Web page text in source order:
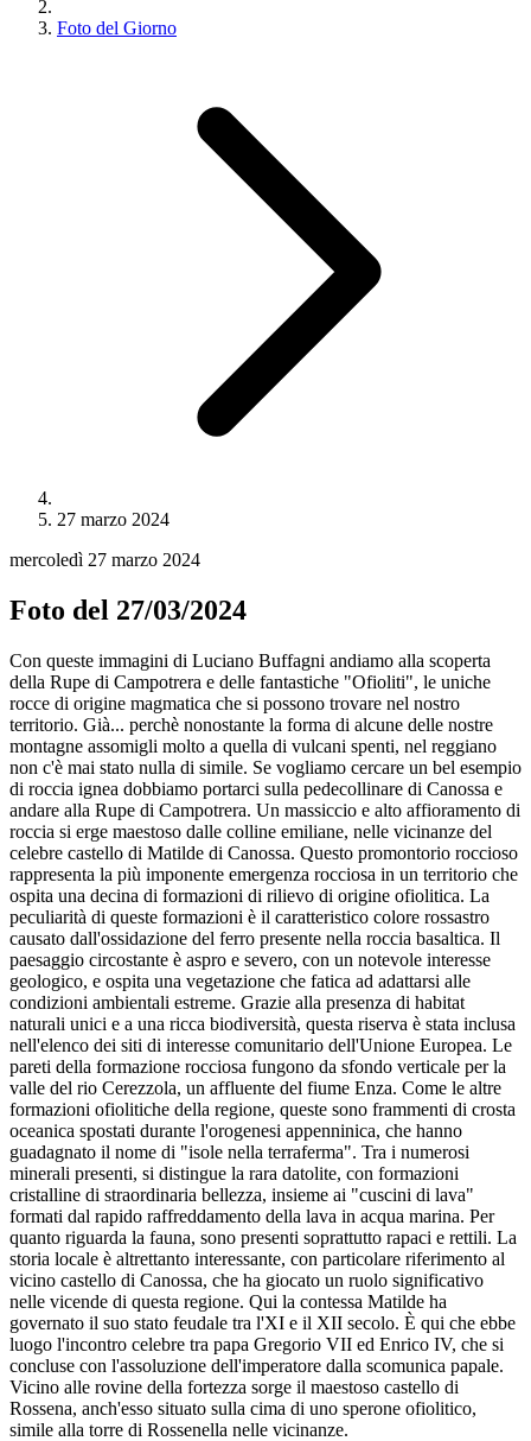
Foto del Giorno
27 marzo 2024
mercoledì 27 marzo 2024
Foto del 27/03/2024
Con queste immagini di Luciano Buffagni andiamo alla scoperta
della Rupe di Campotrera e delle fantastiche "Ofioliti", le uniche
rocce di origine magmatica che si possono trovare nel nostro
territorio. Già... perchè nonostante la forma di alcune delle nostre
montagne assomigli molto a quella di vulcani spenti, nel reggiano
non c'è mai stato nulla di simile. Se vogliamo cercare un bel esempio
di roccia ignea dobbiamo portarci sulla pedecollinare di Canossa e
andare alla Rupe di Campotrera. Un massiccio e alto affioramento di
roccia si erge maestoso dalle colline emiliane, nelle vicinanze del
celebre castello di Matilde di Canossa. Questo promontorio roccioso
rappresenta la più imponente emergenza rocciosa in un territorio che
ospita una decina di formazioni di rilievo di origine ofiolitica. La
peculiarità di queste formazioni è il caratteristico colore rossastro
causato dall'ossidazione del ferro presente nella roccia basaltica. Il
paesaggio circostante è aspro e severo, con un notevole interesse
geologico, e ospita una vegetazione che fatica ad adattarsi alle
condizioni ambientali estreme. Grazie alla presenza di habitat
naturali unici e a una ricca biodiversità, questa riserva è stata inclusa
nell'elenco dei siti di interesse comunitario dell'Unione Europea. Le
pareti della formazione rocciosa fungono da sfondo verticale per la
valle del rio Cerezzola, un affluente del fiume Enza. Come le altre
formazioni ofiolitiche della regione, queste sono frammenti di crosta
oceanica spostati durante l'orogenesi appenninica, che hanno
guadagnato il nome di "isole nella terraferma". Tra i numerosi
minerali presenti, si distingue la rara datolite, con formazioni
cristalline di straordinaria bellezza, insieme ai "cuscini di lava"
formati dal rapido raffreddamento della lava in acqua marina. Per
quanto riguarda la fauna, sono presenti soprattutto rapaci e rettili. La
storia locale è altrettanto interessante, con particolare riferimento al
vicino castello di Canossa, che ha giocato un ruolo significativo
nelle vicende di questa regione. Qui la contessa Matilde ha
governato il suo stato feudale tra l'XI e il XII secolo. È qui che ebbe
luogo l'incontro celebre tra papa Gregorio VII ed Enrico IV, che si
concluse con l'assoluzione dell'imperatore dalla scomunica papale.
Vicino alle rovine della fortezza sorge il maestoso castello di
Rossena, anch'esso situato sulla cima di uno sperone ofiolitico,
simile alla torre di Rossenella nelle vicinanze.